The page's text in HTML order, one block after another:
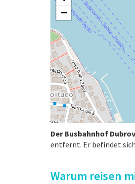
−
Der Busbahnhof
entfernt. Er befindet
Warum reisen